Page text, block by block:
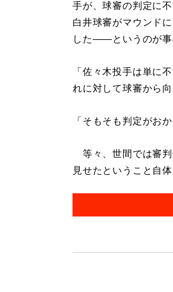
手が、球審の判定に
白井球審がマウンド
した――というのが事
「佐々木投手は単に
れに対して球審から
「そもそも判定がおか
等々、世間では審判
見せたということ自